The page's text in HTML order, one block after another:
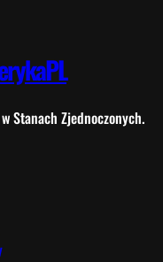
Stanach Zjednoczonych.